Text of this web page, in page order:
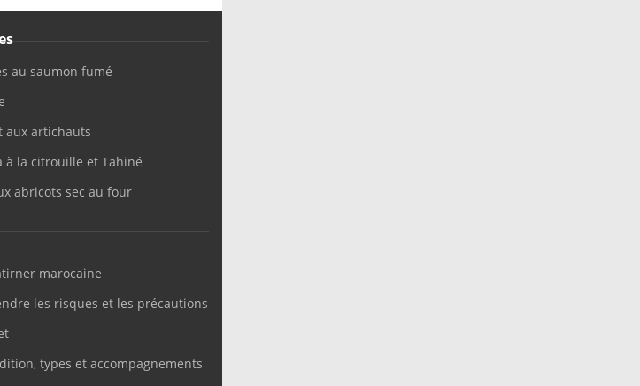
au saumon fumé
aux artichauts
à la citrouille et Tahiné
abricots sec au four
marocaine
les risques et les précautions
types et accompagnements